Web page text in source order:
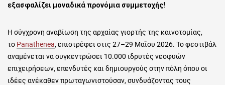
εξασφαλίζει μοναδικά προνόμια συμμετοχής!
Η σύγχρονη αναβίωση της αρχαίας γιορτής της καινοτομίας,
το Panathēnea, επιστρέφει στις 27–29 Μαΐου 2026. Το φεστιβάλ
αναμένεται να συγκεντρώσει 10.000 ιδρυτές νεοφυών
επιχειρήσεων, επενδυτές και δημιουργούς στην πόλη όπου οι
ιδέες ανέκαθεν πρωταγωνιστούσαν, συνδυάζοντας τους